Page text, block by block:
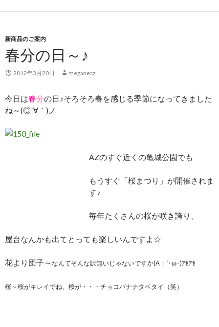
新商品のご案内
春分の日～♪
2012年3月20日 meganeaz
今日は春分の日♪そろそろ春を感じる季節になってきました
ね～(◎´∀｀)ノ
AZのすぐ近くの亀城公園でも
もうすぐ「桜まつり」が開催されま
す♪
毎年たくさんの桜が咲き誇り、
屋台なんかも出てとっても楽しいんですよ☆
花より団子～ なんてそんな訳無いじゃないですか(A；´･ω･)ｱｾｱｾ
桜～桜がキレイでね。桜が・・・チョコバナナタベタイ（笑）